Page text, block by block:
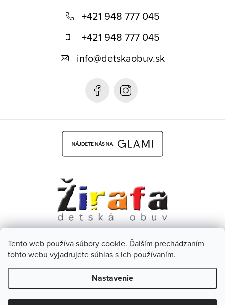
Tento web používa súbory cookie. Ďalším prechádzaním
tohto webu vyjadrujete súhlas s ich používaním.
Nastavenie
+421 948 777 045
+421 948 777 045
info@detskaobuv.sk
Dětská obuv Žirafa - CZ Facebook
Copyright 2026Žirafa Detská obuv. Všetky práva vyhradené.
Upraviť nastavenie cookies